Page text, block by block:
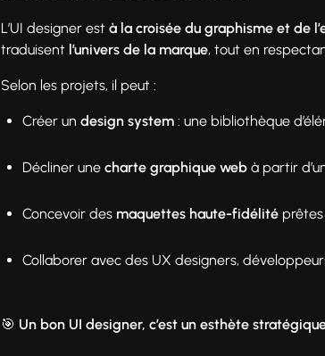
L’UI designer est à la croisée du graphisme et de
traduisent l’univers de la marque, tout en
Selon les projets, il peut :
Créer un design system : une bibliothèque
Décliner une charte graphique web à partir
Concevoir des maquettes haute-fidélité
Collaborer avec des UX designers,
🎯 Un bon UI designer, c’est un esthète